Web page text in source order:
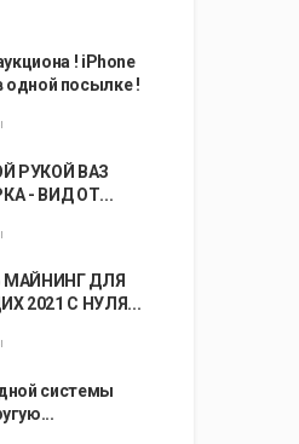
! iPhone
одной посылке !
РУКОЙ ВАЗ
- ВИД ОТ...
МАЙНИНГ ДЛЯ
2021 С НУЛЯ...
системы